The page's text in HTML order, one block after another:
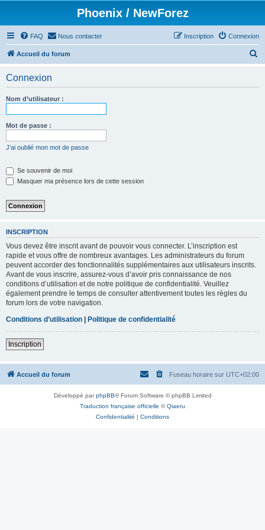
Phoenix / NewForez
FAQ Nous contacter Connexion
Inscription
Accueil du forum
Connexion
Nom d’utilisateur :
Mot de passe :
J’ai oublié mon mot de passe
Se souvenir de moi
Masquer ma présence lors de cette session
INSCRIPTION
Vous devez être inscrit avant de pouvoir vous connecter. L’inscription est
rapide et vous offre de nombreux avantages. Les administrateurs du forum
peuvent accorder des fonctionnalités supplémentaires aux utilisateurs inscrits.
Avant de vous inscrire, assurez-vous d’avoir pris connaissance de nos
conditions d’utilisation et de notre politique de confidentialité. Veuillez
également prendre le temps de consulter attentivement toutes les règles du
forum lors de votre navigation.
Conditions d’utilisation | Politique de confidentialité
Inscription
Accueil du forum Fuseau horaire sur UTC+02:00
Développé parphpBB® Forum Software © phpBB Limited
Traduction française officielle ©Qiaeru
Confidentialité | Conditions